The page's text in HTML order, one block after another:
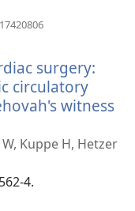
вікні)
surgery:
circulatory
witness
Kuppe H, Hetzer
4.